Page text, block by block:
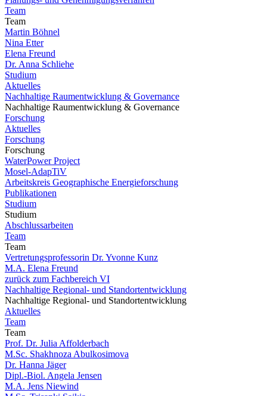
Team
Team
Martin Böhnel
Nina Etter
Elena Freund
Dr. Anna Schliehe
Studium
Aktuelles
Nachhaltige Raumentwicklung & Governance
Nachhaltige Raumentwicklung & Governance
Forschung
Aktuelles
Forschung
Forschung
WaterPower Project
Mosel-AdapTiV
Arbeitskreis Geographische Energieforschung
Publikationen
Studium
Studium
Abschlussarbeiten
Team
Team
Vertretungsprofessorin Dr. Yvonne Kunz
M.A. Elena Freund
zurück zum Fachbereich VI
Nachhaltige Regional- und Standortentwicklung
Nachhaltige Regional- und Standortentwicklung
Aktuelles
Team
Team
Prof. Dr. Julia Affolderbach
M.Sc. Shakhnoza Abulkosimova
Dr. Hanna Jäger
Dipl.-Biol. Angela Jensen
M.A. Jens Niewind